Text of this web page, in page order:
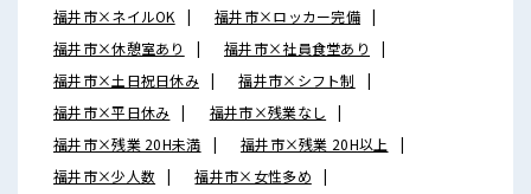
福井市×ネイルOK
福井市×ロッカー完備
福井市×休憩室あり
福井市×社員食堂あり
福井市×土日祝日休み
福井市×シフト制
福井市×平日休み
福井市×残業なし
福井市×残業 20H未満
福井市×残業 20H以上
福井市×少人数
福井市×女性多め